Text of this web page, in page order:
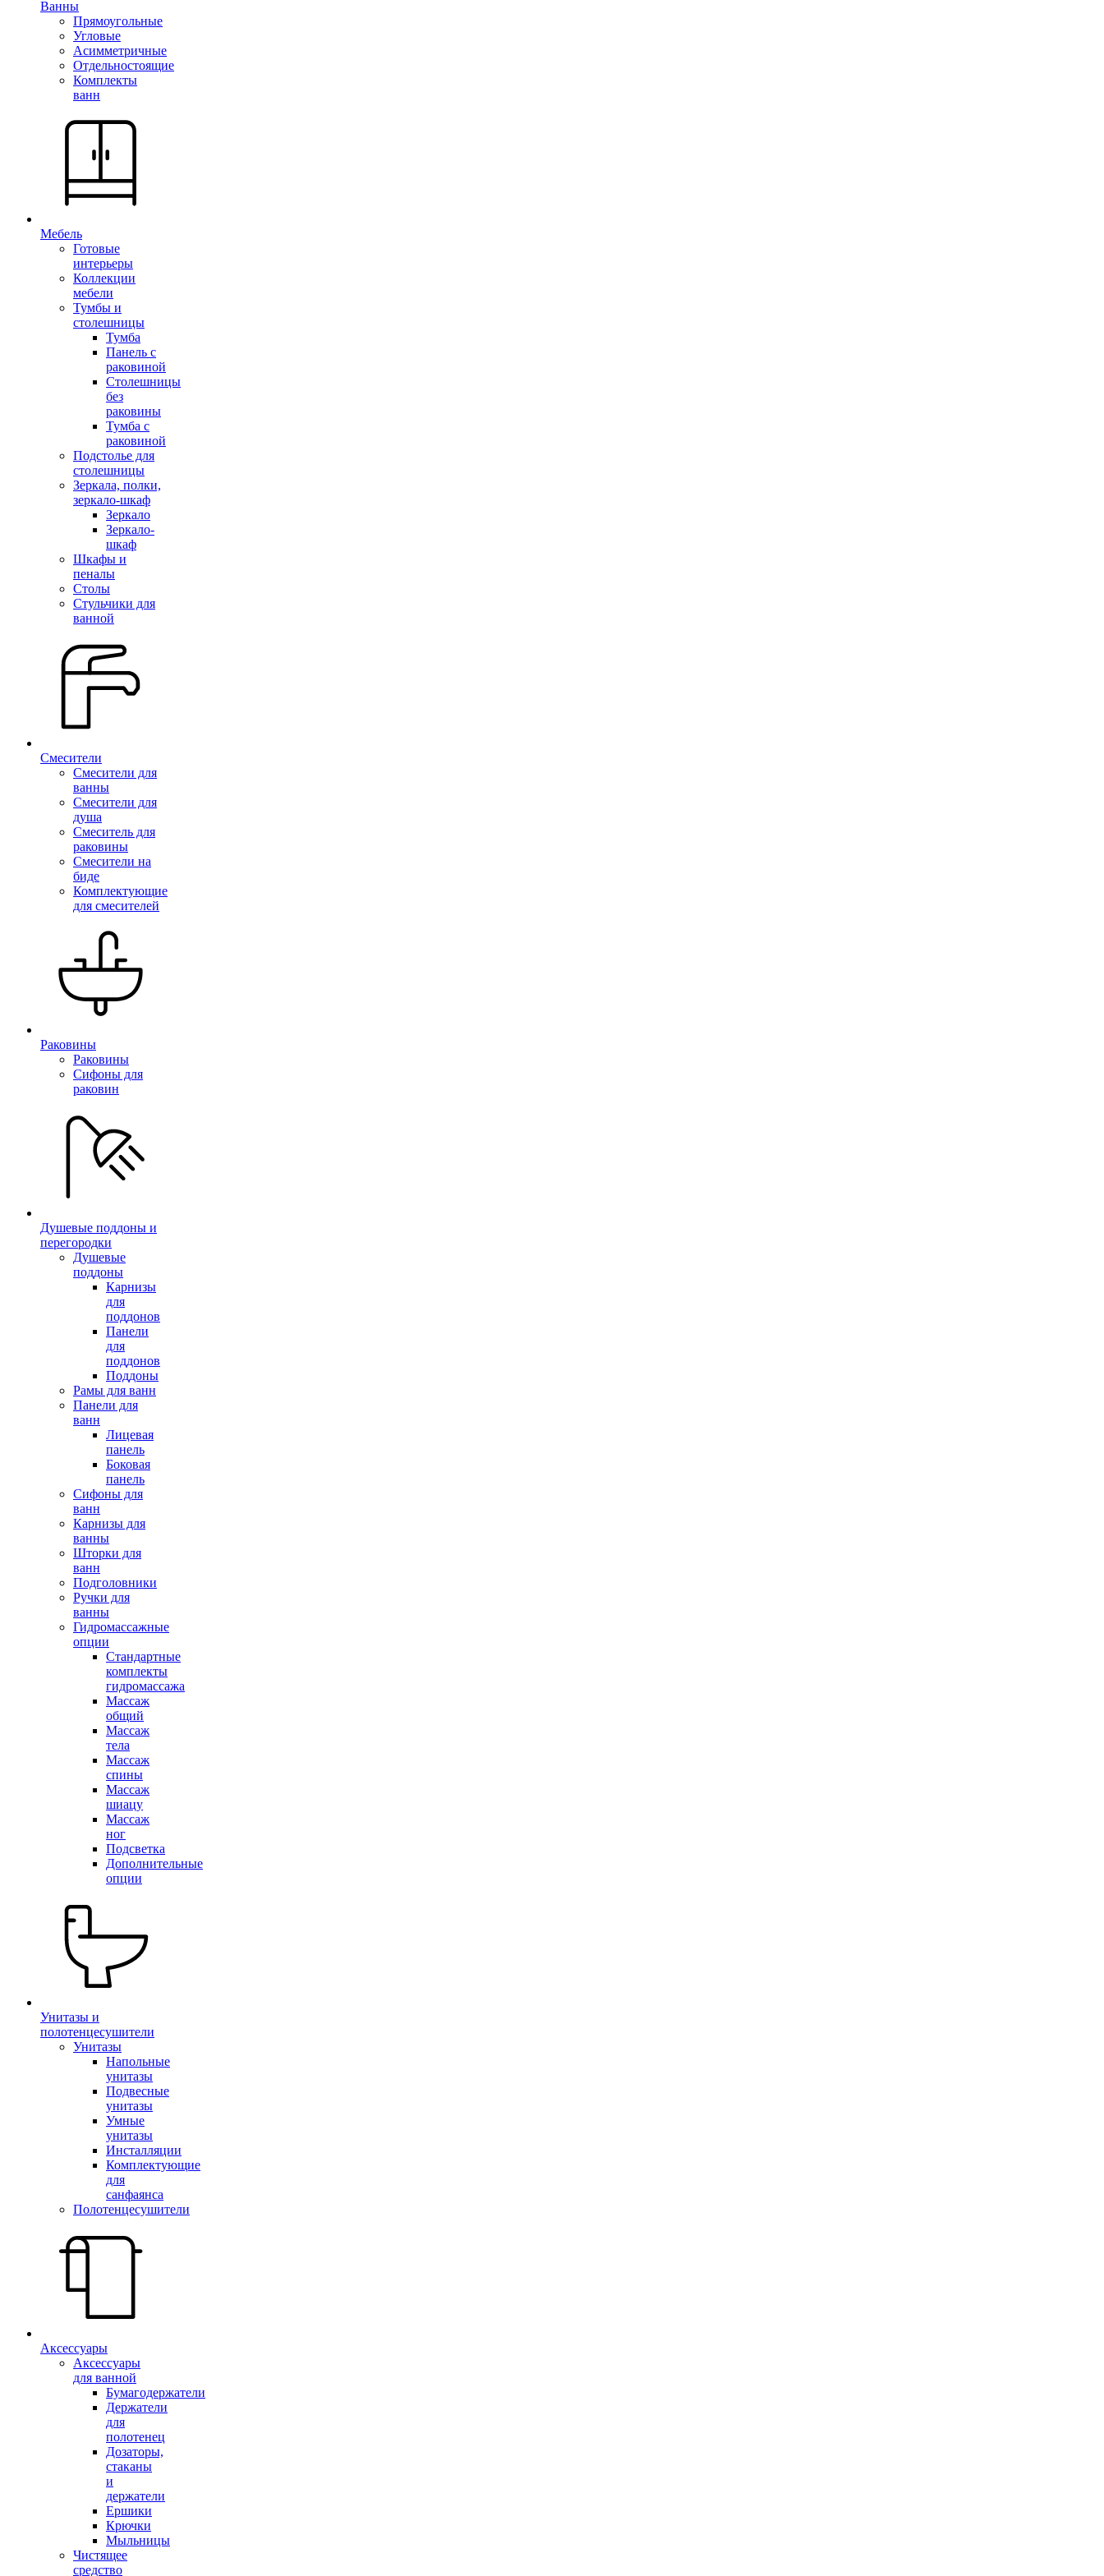
Ванны
Прямоугольные
Угловые
Асимметричные
Отдельностоящие
Комплекты
ванн
Мебель
Готовые
интерьеры
Коллекции
мебели
Тумбы и
столешницы
Тумба
Панель с
раковиной
Столешницы
без
раковины
Тумба с
раковиной
Подстолье для
столешницы
Зеркала, полки,
зеркало-шкаф
Зеркало
Зеркало-
шкаф
Шкафы и
пеналы
Столы
Стульчики для
ванной
Смесители
Смесители для
ванны
Смесители для
душа
Смеситель для
раковины
Смесители на
биде
Комплектующие
для смесителей
Раковины
Раковины
Сифоны для
раковин
Душевые поддоны и
перегородки
Душевые
поддоны
Карнизы
для
поддонов
Панели
для
поддонов
Поддоны
Рамы для ванн
Панели для
ванн
Лицевая
панель
Боковая
панель
Сифоны для
ванн
Карнизы для
ванны
Шторки для
ванн
Подголовники
Ручки для
ванны
Гидромассажные
опции
Стандартные
комплекты
гидромассажа
Массаж
общий
Массаж
тела
Массаж
спины
Массаж
шиацу
Массаж
ног
Подсветка
Дополнительные
опции
Унитазы и
полотенцесушители
Унитазы
Напольные
унитазы
Подвесные
унитазы
Умные
унитазы
Инсталляции
Комплектующие
для
санфаянса
Полотенцесушители
Аксессуары
Аксессуары
для ванной
Бумагодержатели
Держатели
для
полотенец
Дозаторы,
стаканы
и
держатели
Ершики
Крючки
Мыльницы
Чистящее
средство